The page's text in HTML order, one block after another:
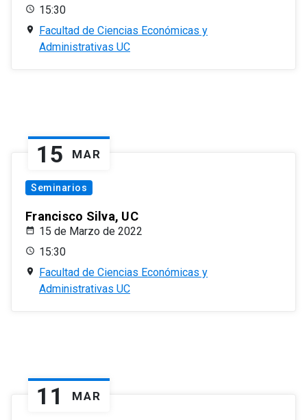
15:30
Facultad de Ciencias Económicas y
Administrativas UC
15 MAR
Seminarios
Francisco Silva, UC
15 de Marzo de 2022
15:30
Facultad de Ciencias Económicas y
Administrativas UC
11 MAR